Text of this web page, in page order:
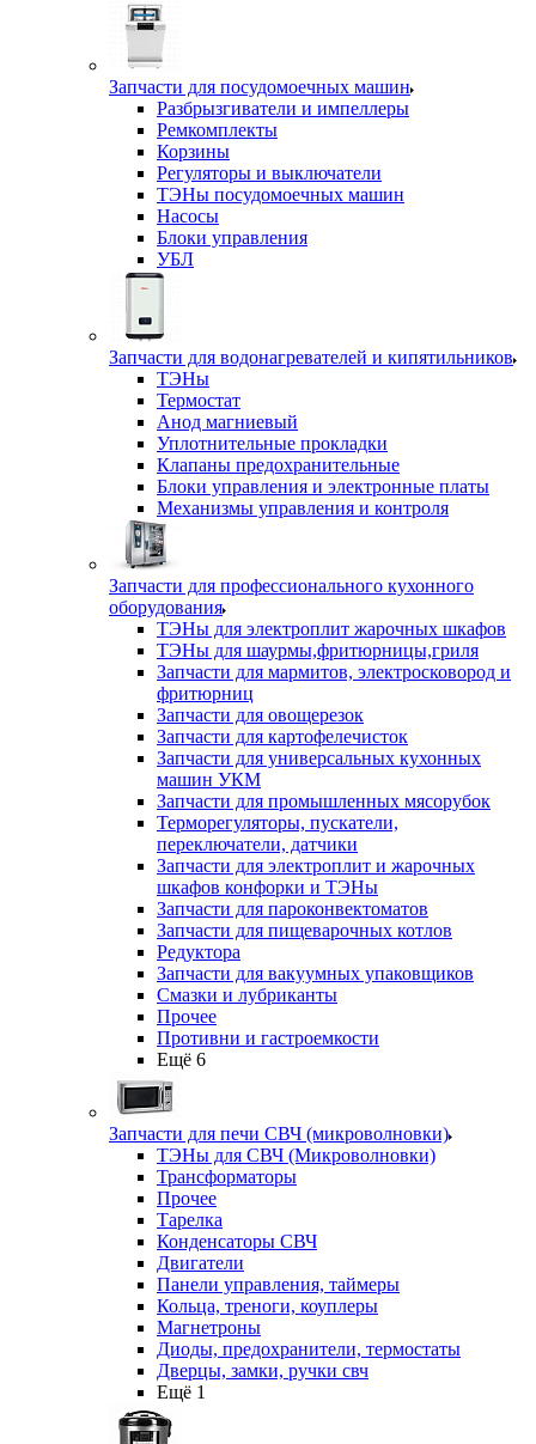
Запчасти для посудомоечных машин
Разбрызгиватели и импеллеры
Ремкомплекты
Корзины
Регуляторы и выключатели
ТЭНы посудомоечных машин
Насосы
Блоки управления
УБЛ
Запчасти для водонагревателей и кипятильников
ТЭНы
Термостат
Анод магниевый
Уплотнительные прокладки
Клапаны предохранительные
Блоки управления и электронные платы
Механизмы управления и контроля
Запчасти для профессионального кухонного
оборудования
ТЭНы для электроплит жарочных шкафов
ТЭНы для шаурмы,фритюрницы,гриля
Запчасти для мармитов, электросковород и
фритюрниц
Запчасти для овощерезок
Запчасти для картофелечисток
Запчасти для универсальных кухонных
машин УКМ
Запчасти для промышленных мясорубок
Терморегуляторы, пускатели,
переключатели, датчики
Запчасти для электроплит и жарочных
шкафов конфорки и ТЭНы
Запчасти для пароконвектоматов
Запчасти для пищеварочных котлов
Редуктора
Запчасти для вакуумных упаковщиков
Смазки и лубриканты
Прочее
Противни и гастроемкости
Ещё 6
Запчасти для печи СВЧ (микроволновки)
ТЭНы для СВЧ (Микроволновки)
Трансформаторы
Прочее
Тарелка
Конденсаторы СВЧ
Двигатели
Панели управления, таймеры
Кольца, треноги, коуплеры
Магнетроны
Диоды, предохранители, термостаты
Дверцы, замки, ручки свч
Ещё 1